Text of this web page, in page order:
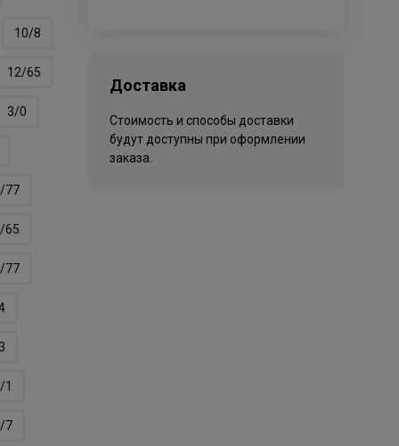
10/8
12/65
3/0
77
65
77
1
7
Доставка
Стоимость и способы доставки
будут доступны при оформлении
заказа.